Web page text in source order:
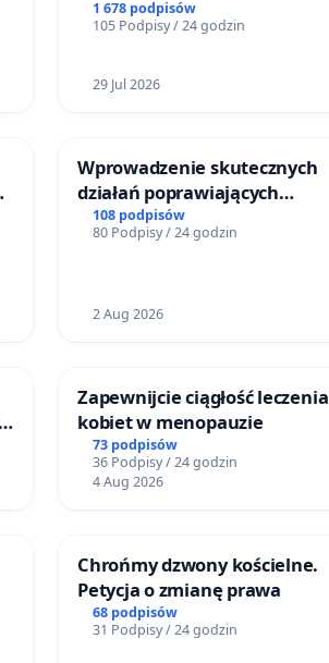
1 678 podpisów
105 Podpisy / 24 godzin
29 Jul 2026
Wprowadzenie skutecznych
działań poprawiających
bezpieczeństwo na ulicy
Żeromskiego w Otwocku
108 podpisów
80 Podpisy / 24 godzin
2 Aug 2026
Zapewnijcie ciągłość leczenia
kobiet w menopauzie
73 podpisów
36 Podpisy / 24 godzin
4 Aug 2026
Chrońmy dzwony kościelne.
Petycja o zmianę prawa
68 podpisów
31 Podpisy / 24 godzin